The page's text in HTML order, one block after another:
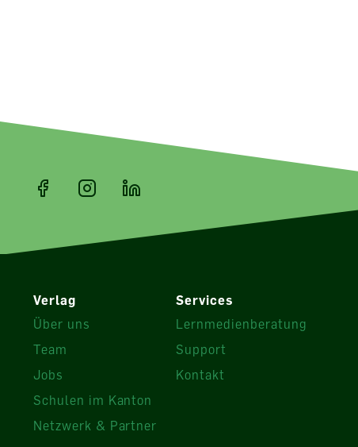
Verlag
Über uns
Team
Jobs
Schulen im Kanton
Netzwerk & Partner
Services
Lernmedienberatung
Support
Kontakt